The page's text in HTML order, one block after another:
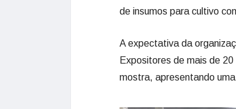
de insumos para cultivo
A expectativa da
Expositores de mais de
mostra, apresentando